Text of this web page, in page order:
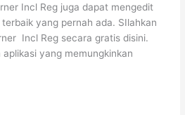
Incl Reg juga dapat mengedit
yang pernah ada. SIlahkan
Incl Reg secara gratis disini.
yang memungkinkan